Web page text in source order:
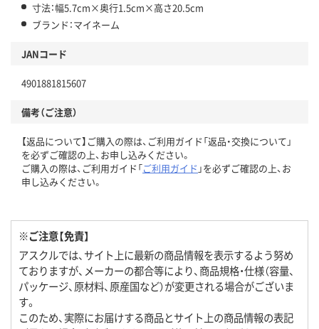
寸法：幅5.7cm×奥行1.5cm×高さ20.5cm
ブランド：マイネーム
JANコード
4901881815607
備考（ご注意）
【返品について】ご購入の際は、ご利用ガイド「返品・交換について」
を必ずご確認の上、お申し込みください。
ご購入の際は、ご利用ガイド「ご利用ガイド 」を必ずご確認の上、お
申し込みください。
※ご注意【免責】
アスクルでは、サイト上に最新の商品情報を表示するよう努め
ておりますが、メーカーの都合等により、商品規格・仕様（容量、
パッケージ、原材料、原産国など）が変更される場合がございま
す。
このため、実際にお届けする商品とサイト上の商品情報の表記